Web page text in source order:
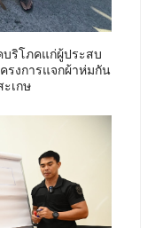
ริโภคแก่ผู้ประสบ
รงการแจกผ้าห่มกัน
เกษ